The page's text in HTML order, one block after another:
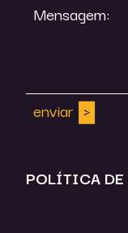
Mensagem:
enviar
POLÍTICA DE